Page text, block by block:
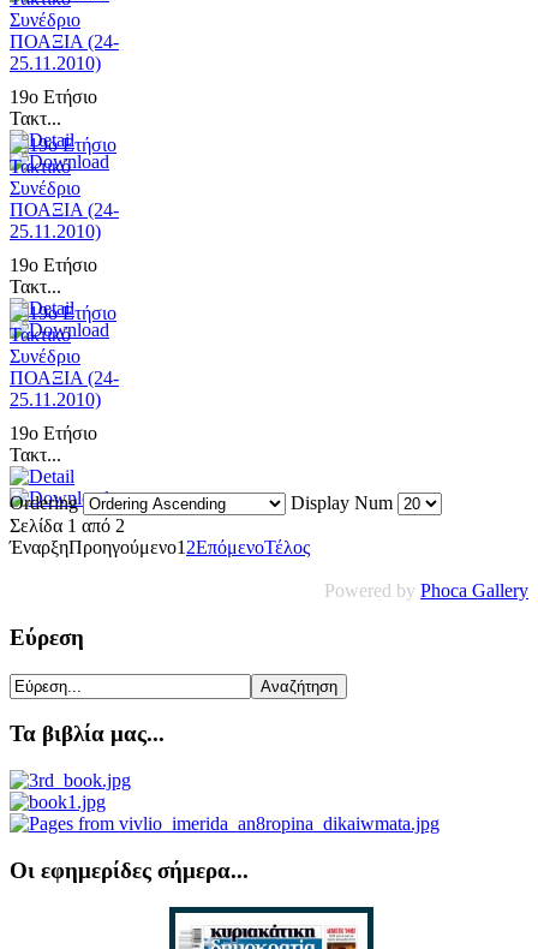
19ο Ετήσιο
Τακτ...
19ο Ετήσιο
Τακτ...
19ο Ετήσιο
Τακτ...
Ordering
Display Num
Σελίδα 1 από 2
ΈναρξηΠροηγούμενο1 2ΕπόμενοΤέλος
Powered by Phoca Gallery
Εύρεση
Τα βιβλία μας...
Οι εφημερίδες σήμερα...